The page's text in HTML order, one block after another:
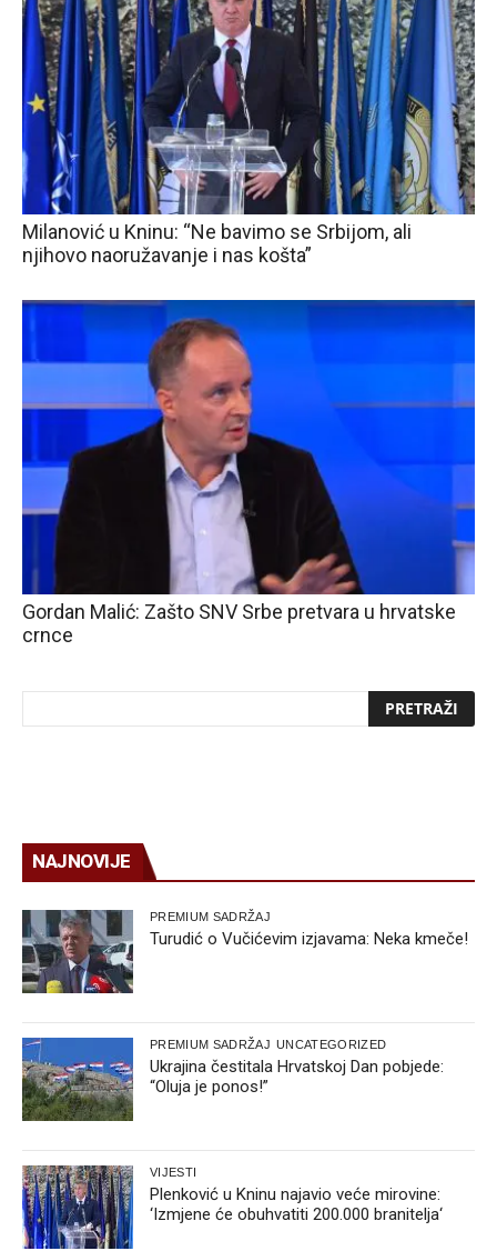
Milanović u Kninu: “Ne bavimo se Srbijom, ali
njihovo naoružavanje i nas košta”
Gordan Malić: Zašto SNV Srbe pretvara u hrvatske
crnce
NAJNOVIJE
PREMIUM SADRŽAJ
Turudić o Vučićevim izjavama: Neka kmeče!
PREMIUM SADRŽAJ UNCATEGORIZED
Ukrajina čestitala Hrvatskoj Dan pobjede:
“Oluja je ponos!”
VIJESTI
Plenković u Kninu najavio veće mirovine:
‘Izmjene će obuhvatiti 200.000 branitelja‘